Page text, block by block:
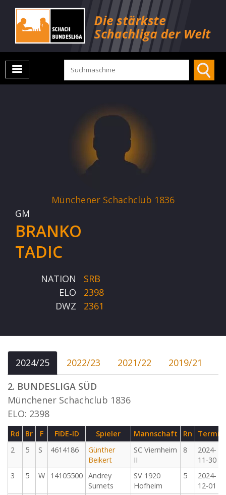
Münchener Schachclub 1836
GM
BRANKO
TADIC
NATION
SRB
ELO
2398
DWZ
2361
2024/25 2022/23 2021/22
2019/21
2. BUNDESLIGA SÜD
Münchener Schachclub 1836
ELO: 2398
Rd Br F FIDE-ID Spieler Mannschaft Rn
Termin
2
5 S 4614186
Günther
Beikert
SC Viernheim
II
8
2024-
11-30
3
5 W 14105500 Andrey
Sumets
SV 1920
Hofheim
5
2024-
12-01